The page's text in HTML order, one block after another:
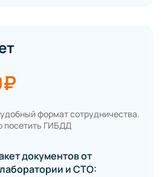
формат сотрудничества.
посетить ГИБДД
документов от
и СТО: